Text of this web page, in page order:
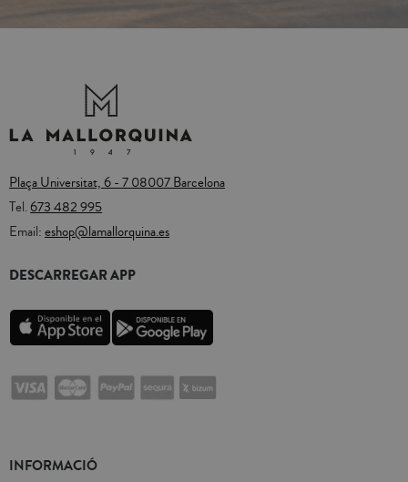
Plaça Universitat, 6 - 7 08007 Barcelona
Tel.673 482 995
Email:eshop@lamallorquina.es
DESCARREGAR APP
INFORMACIÓ